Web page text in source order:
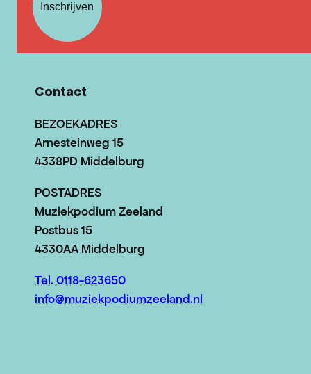
Inschrijven
Contact
BEZOEKADRES
Arnesteinweg 15
4338PD Middelburg
POSTADRES
Muziekpodium Zeeland
Postbus 15
4330AA Middelburg
Tel. 0118-623650
info@muziekpodiumzeeland.nl